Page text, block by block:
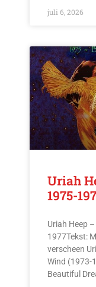
juli 6, 2026
Uriah
1975-
Uriah Heep
1977Tekst:
verscheen
Wind (1973-
Beautiful